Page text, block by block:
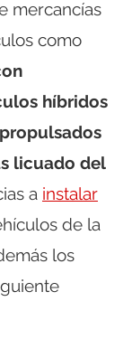
mercancías
como
híbridos
licuado del
a instalar
de la
los